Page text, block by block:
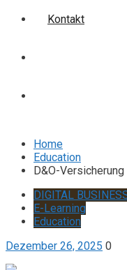
Kontakt
Home
Education
D&O-
DIGITAL
E-Learning
Education
Dezember 26, 2025 0